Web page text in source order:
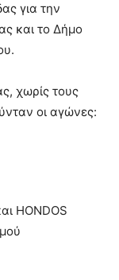
για την
και το Δήμο
χωρίς τους
οι αγώνες:
HONDOS